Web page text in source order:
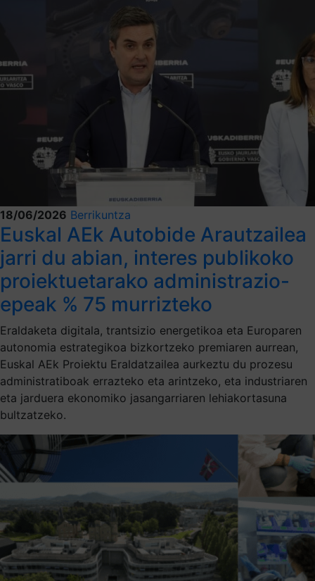
18/06/2026 Berrikuntza
Euskal AEk Autobide Arautzailea
jarri du abian, interes publikoko
proiektuetarako administrazio-
epeak % 75 murrizteko
Eraldaketa digitala, trantsizio energetikoa eta Europaren
autonomia estrategikoa bizkortzeko premiaren aurrean,
Euskal AEk Proiektu Eraldatzailea aurkeztu du prozesu
administratiboak errazteko eta arintzeko, eta industriaren
eta jarduera ekonomiko jasangarriaren lehiakortasuna
bultzatzeko.